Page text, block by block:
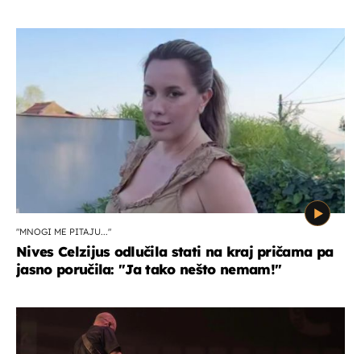
"MNOGI ME PITAJU..."
Nives Celzijus odlučila stati na kraj pričama pa
jasno poručila: "Ja tako nešto nemam!"